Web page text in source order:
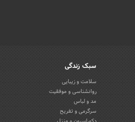
سبک زندگی
سلامت و زیبایی
روانشناسی و موفقیت
مد و لباس
سرگرمی و تفریح